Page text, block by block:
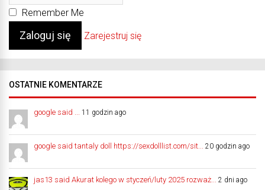
Remember Me
Zarejestruj się
OSTATNIE KOMENTARZE
google said ... 11 godzin ago
google said tantaly doll https://sexdolllist.com/sit... 20 godzin ago
jas13 said Akurat kolego w styczeń/luty 2025 rozważ... 2 dni ago